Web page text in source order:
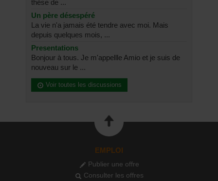
thèse de ...
Un père désespéré
La vie n'a jamais été tendre avec moi. Mais
depuis quelques mois, ...
Presentations
Bonjour à tous. Je m'appellle Amio et je suis de
nouveau sur le ...
Voir toutes les discussions
EMPLOI
Publier une offre
Consulter les offres